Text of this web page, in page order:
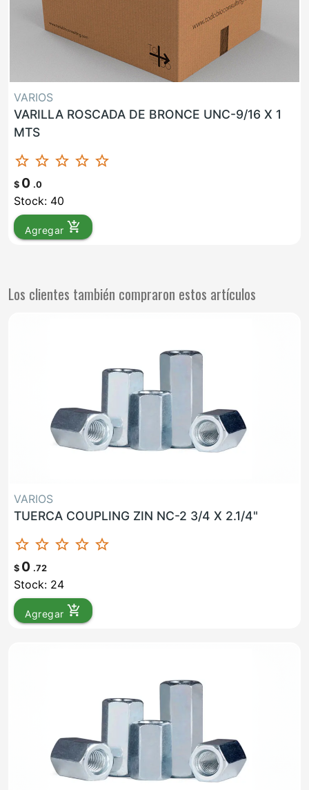
VARIOS
VARILLA ROSCADA DE BRONCE UNC-9/16 X 1
MTS
star_border star_border star_border star_border star_border
$ 0 .0
Stock: 40
Agregar add_shopping_cart
Los clientes también compraron estos artículos
VARIOS
TUERCA COUPLING ZIN NC-2 3/4 X 2.1/4"
star_border star_border star_border star_border star_border
$ 0 .72
Stock: 24
Agregar add_shopping_cart